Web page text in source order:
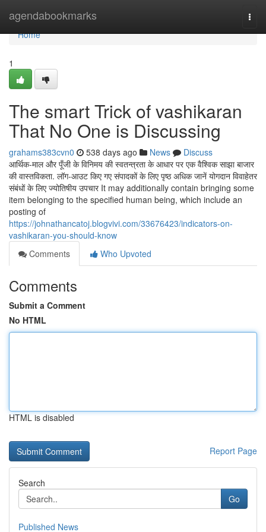
agendabookmarks
Home
Home
1
The smart Trick of vashikaran
That No One is Discussing
grahams383cvn0 538 days ago News
Discuss
आर्थिक-माल और पूँजी के विनिमय की स्वतन्त्रता के आधार पर एक वैश्विक साझा बाजार
की वास्तविकता. लॉग-आउट किए गए संपादकों के लिए पृष्ठ अधिक जानें योगदान विवाहेतर
संबंधों के लिए ज्योतिषीय उपचार It may additionally contain bringing some
item belonging to the specified human being, which include an
posting of
https://johnathancatoj.blogvivi.com/33676423/indicators-on-
vashikaran-you-should-know
Comments
Who Upvoted
Comments
Submit a Comment
No HTML
HTML is disabled
Report Page
Search
Go
Published News